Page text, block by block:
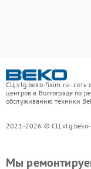
СЦ vlg.beko-fixim.ru - сеть
центров в Волгограде по
обслуживанию техники
2021-2026 © СЦ
Мы